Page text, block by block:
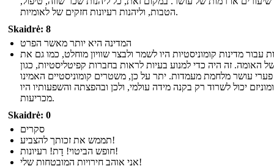
הטבות, וליהנות רעיונות חזקים של לאומיות.
Skaidrė: 8
המדינה היא יותר מאשר הפרט
עבור מדינות קומוניסטיות היו לשמר ולבצר שוויון מוחלט, כמו גם את
האומה. זה היה כדי למנוע בעיות לראות בחברות קפיטליסטיות, כגון
פערי עושר מלחמת מעמדות. יתר על כן, משטרים קומוניסטיים האמינו
יכול לשרוד רק בקנה מידה עולמי, ולכן ובהפצתה והשפעותיו היו
מכריעות.
Skaidrė: 0
סקרים
תממש את זכותך להצביע!
חופש הביטוי! דָת! רעיונות!
אני אוהב חירויות המובטחות שלי!